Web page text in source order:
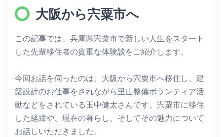
大阪から宍粟市へ
この記事では、兵庫県宍粟市で新しい人生をスタート
した先輩移住者の貴重な体験談をご紹介します。
今回お話を伺ったのは、大阪から宍粟市へ移住し、建
築設計のお仕事をされながら里山整備ボランティア活
動などをされている玉中健太さんです。宍粟市に移住
した経緯や、現在の暮らし、そしてその魅力について
お話しいただきました。